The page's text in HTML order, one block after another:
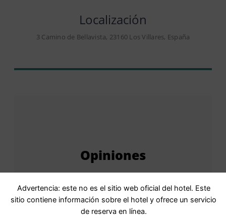
Localización
3 Camino de Bellavista, 23160 Los Villares, España
Opiniones
Puntuación6,9 Agradable · 9
Advertencia: este no es el sitio web oficial del hotel. Este
sitio contiene información sobre el hotel y ofrece un servicio
de reserva en línea.